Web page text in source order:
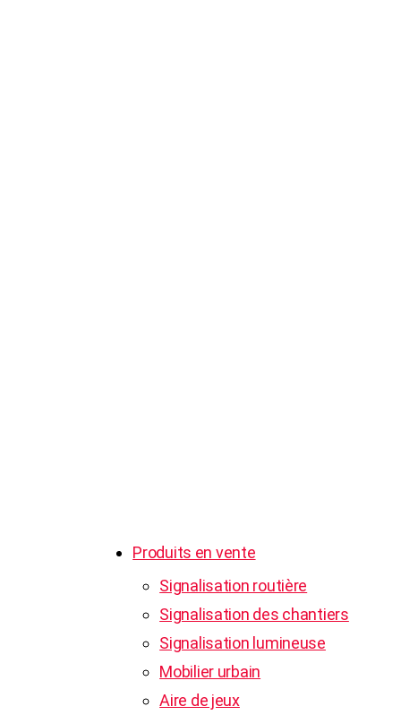
Produits en vente
Signalisation routière
Signalisation des chantiers
Signalisation lumineuse
Mobilier urbain
Aire de jeux